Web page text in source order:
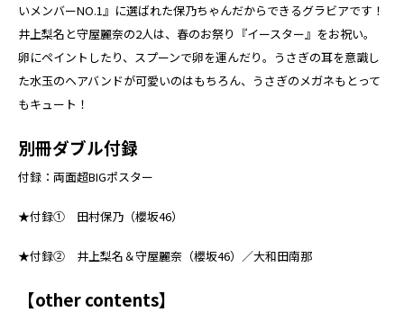
いメンバーNO.1』に選ばれた保乃ちゃんだからできるグラビアです！
井上梨名と守屋麗奈の2人は、春のお祭り『イースター』をお祝い。
卵にペイントしたり、スプーンで卵を運んだり。うさぎの耳を意識し
た水玉のヘアバンドが可愛いのはもちろん、うさぎのメガネもとって
もキュート！
別冊ダブル付録
付録：両面超BIGポスター
★付録① 田村保乃（櫻坂46）
★付録② 井上梨名＆守屋麗奈（櫻坂46）／大和田南那
【other contents】